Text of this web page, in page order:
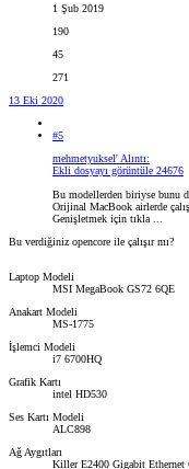
1 Şub 2019
190
45
271
13 Eki 2020
#5
mehmetyuksel' Alıntı:
Ekli dosyayı görüntüle 24676
Bu modellerden biriyse bunu
Orijinal MacBook airlerde
Genişletmek için tıkla ...
Bu verdiğiniz opencore ile çalışır mı?
Laptop Modeli
MSI MegaBook GS72 6QE
Anakart Modeli
MS-1775
İşlemci Modeli
i7 6700HQ
Grafik Kartı
intel HD530
Ses Kartı Modeli
ALC898
Ağ Aygıtları
Killer E2400 Gigabit Ethernet